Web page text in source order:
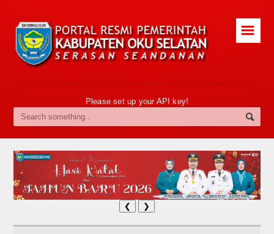
☰
Please set up your API key!
❮ ❯